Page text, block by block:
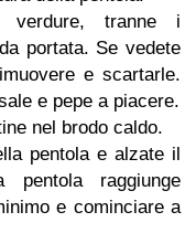
verdure, tranne i
portata. Se vedete
e scartarle.
e pepe a piacere.
nel brodo caldo.
pentola e alzate il
raggiunge
e cominciare a